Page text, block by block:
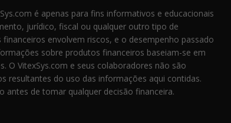
é apenas para fins informativos e educacionais
jurídico, fiscal ou qualquer outro tipo de
envolvem riscos, e o desempenho passado
sobre produtos financeiros baseiam-se em
O VitexSys.com e seus colaboradores não são
resultantes do uso das informações aqui contidas.
antes de tomar qualquer decisão financeira.